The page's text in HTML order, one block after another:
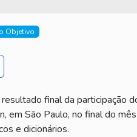
Objetivo
final da participação
São Paulo, no final do
e dicionários.